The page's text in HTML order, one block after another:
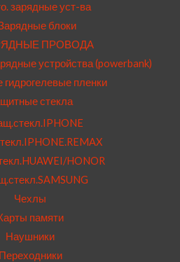
зарядные уст-ва
блоки
ПРОВОДА
устройства (powerbank)
пленки
стекла
HONOR
Чехлы
памяти
Наушники
Переходники